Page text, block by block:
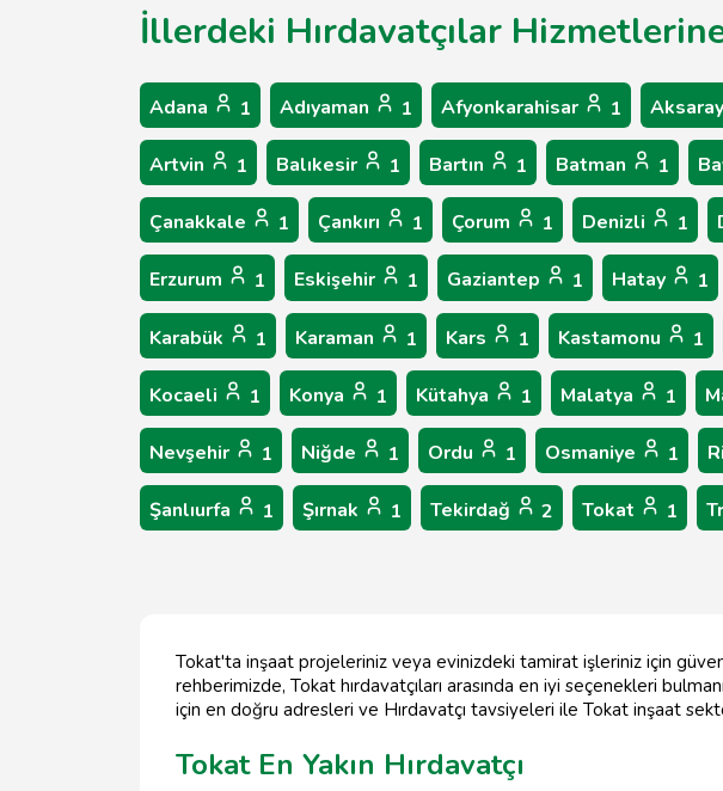
İllerdeki Hırdavatçılar
Adana 1 Adıyaman 1 Afyonkarahisar 1 Aksaray
Artvin 1 Balıkesir 1 Bartın 1 Batman 1
Çanakkale 1 Çankırı 1 Çorum 1 Denizli 1
Erzurum 1 Eskişehir 1 Gaziantep 1 Hatay 1
Karabük 1 Karaman 1 Kars 1 Kastamonu 1
Kocaeli 1 Konya 1 Kütahya 1 Malatya 1
Nevşehir 1 Niğde 1 Ordu 1 Osmaniye 1
Şanlıurfa 1 Şırnak 1 Tekirdağ 2 Tokat 1
Tokat'ta inşaat projeleriniz veya evinizdeki tamirat işleriniz için
rehberimizde, Tokat hırdavatçıları arasında en iyi seçenekleri
için en doğru adresleri ve Hırdavatçı tavsiyeleri ile Tokat inşaat
Tokat En Yakın Hırdavatçı